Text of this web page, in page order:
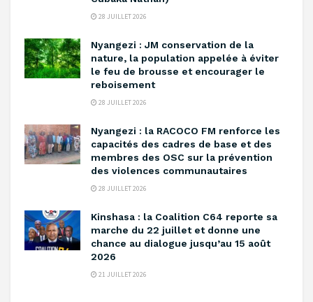
28 JUILLET 2026
‎Nyangezi : JM conservation de la
nature, la population appelée à éviter
le feu de brousse et encourager le
reboisement ‎
28 JUILLET 2026
‎Nyangezi : la RACOCO FM renforce les
capacités des cadres de base et des
membres des OSC sur la prévention
des violences communautaires ‎
28 JUILLET 2026
Kinshasa : la Coalition C64 reporte sa
marche du 22 juillet et donne une
chance au dialogue jusqu’au 15 août
2026
21 JUILLET 2026